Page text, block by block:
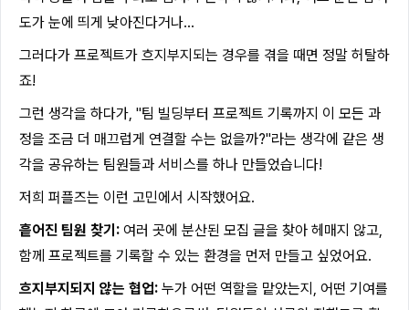
도가 눈에 띄게 낮아진다거나…
그러다가 프로젝트가 흐지부지되는 경우를 겪을 때면 정말 허탈하
죠!
그런 생각을 하다가, "팀 빌딩부터 프로젝트 기록까지 이 모든 과
정을 조금 더 매끄럽게 연결할 수는 없을까?"라는 생각에 같은 생
각을 공유하는 팀원들과 서비스를 하나 만들었습니다!
저희 퍼플즈는 이런 고민에서 시작했어요.
흩어진 팀원 찾기: 여러 곳에 분산된 모집 글을 찾아 헤매지 않고,
함께 프로젝트를 기록할 수 있는 환경을 먼저 만들고 싶었어요.
흐지부지되지 않는 협업: 누가 어떤 역할을 맡았는지, 어떤 기여를